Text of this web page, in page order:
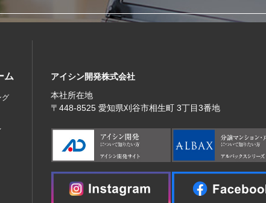
ム
グ
アイシン開発株式会社
本社所在地
〒448‐8525 愛知県刈谷市相生町 3丁目3番地